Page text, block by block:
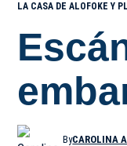
LA CASA DE ALOFOKE Y
ByCAROLINA